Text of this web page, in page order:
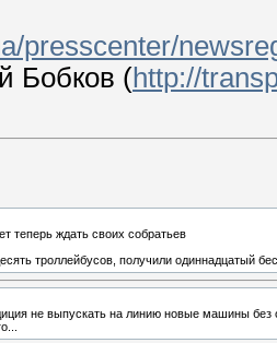
presscenter/
Бобков (http://
теперь ждать своих собратьев
троллейбусов, получили одиннадцатый
не выпускать на линию новые машины без